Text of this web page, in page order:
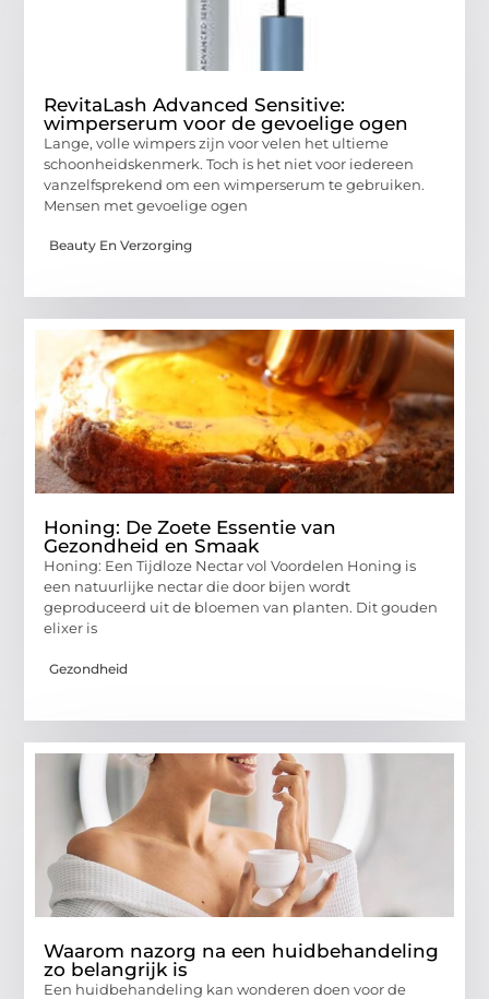
RevitaLash Advanced Sensitive:
wimperserum voor de gevoelige ogen
Lange, volle wimpers zijn voor velen het ultieme
schoonheidskenmerk. Toch is het niet voor iedereen
vanzelfsprekend om een wimperserum te gebruiken.
Mensen met gevoelige ogen
Beauty En Verzorging
Honing: De Zoete Essentie van
Gezondheid en Smaak
Honing: Een Tijdloze Nectar vol Voordelen Honing is
een natuurlijke nectar die door bijen wordt
geproduceerd uit de bloemen van planten. Dit gouden
elixer is
Gezondheid
Waarom nazorg na een huidbehandeling
zo belangrijk is
Een huidbehandeling kan wonderen doen voor de